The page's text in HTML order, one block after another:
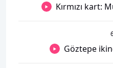
Kırmızı kart:
Göztepe